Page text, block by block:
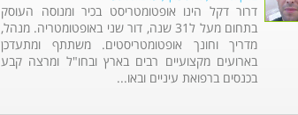
דרור דקל הינו אופטומטריסט בכיר ומנוסה העוסק
בתחום מעל ל31 שנה, דור שני באופטומטריה. מנהל,
מדריך וחונך אופטומטריסטים. משתתף ומתעדכן
בארועים מקצועיים רבים בארץ ובחו"ל ומרצה קבע
בכנסים ברפואת עיניים ובאו...